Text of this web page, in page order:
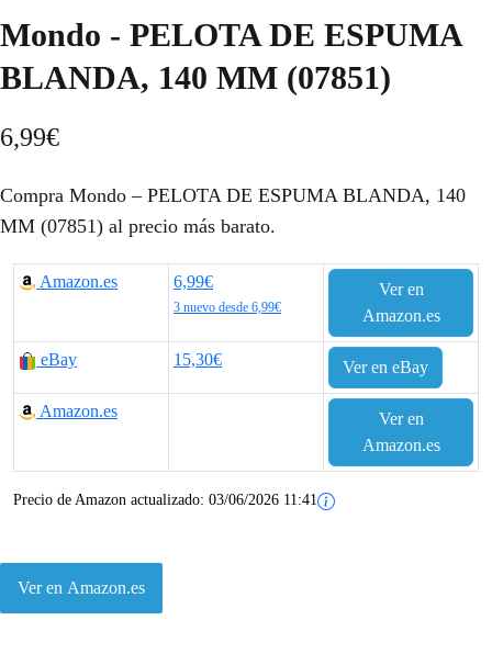
Mondo - PELOTA DE ESPUMA
BLANDA, 140 MM (07851)
6,99€
Compra Mondo – PELOTA DE ESPUMA BLANDA, 140
MM (07851) al precio más barato.
Amazon.es 6,99€
3 nuevo desde 6,99€
Ver en
Amazon.es
eBay 15,30€ Ver en eBay
Amazon.es
Ver en
Amazon.es
Precio de Amazon actualizado: 03/06/2026 11:41
Ver en Amazon.es